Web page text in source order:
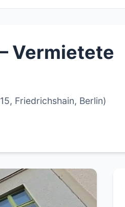
Vermietete
Friedrichshain, Berlin)